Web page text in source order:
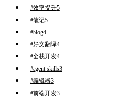
#效率提升5
#笔记5
#blog4
#好文翻译4
#全栈开发4
#agent skills3
#编辑器3
#前端开发3